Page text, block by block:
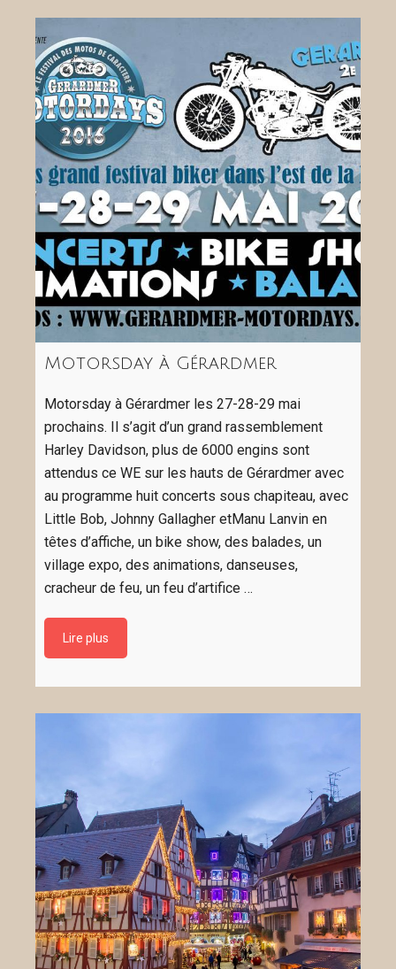
Motorsday à Gérardmer
Motorsday à Gérardmer les 27-28-29 mai
prochains. Il s’agit d’un grand rassemblement
Harley Davidson, plus de 6000 engins sont
attendus ce WE sur les hauts de Gérardmer avec
au programme huit concerts sous chapiteau, avec
Little Bob, Johnny Gallagher etManu Lanvin en
têtes d’affiche, un bike show, des balades, un
village expo, des animations, danseuses,
cracheur de feu, un feu d’artifice …
Lire plus